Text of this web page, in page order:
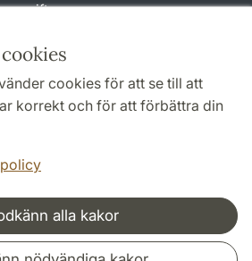
cookies för att se till att
korrekt och för att förbättra din
alla kakor
och nätverk